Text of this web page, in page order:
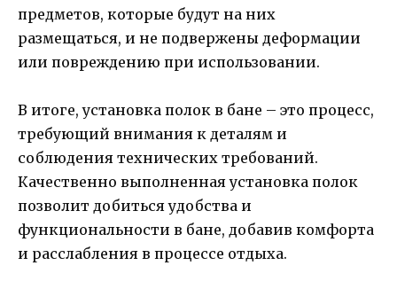
предметов, которые будут на них
размещаться, и не подвержены деформации
или повреждению при использовании.
В итоге, установка полок в бане – это процесс,
требующий внимания к деталям и
соблюдения технических требований.
Качественно выполненная установка полок
позволит добиться удобства и
функциональности в бане, добавив комфорта
и расслабления в процессе отдыха.